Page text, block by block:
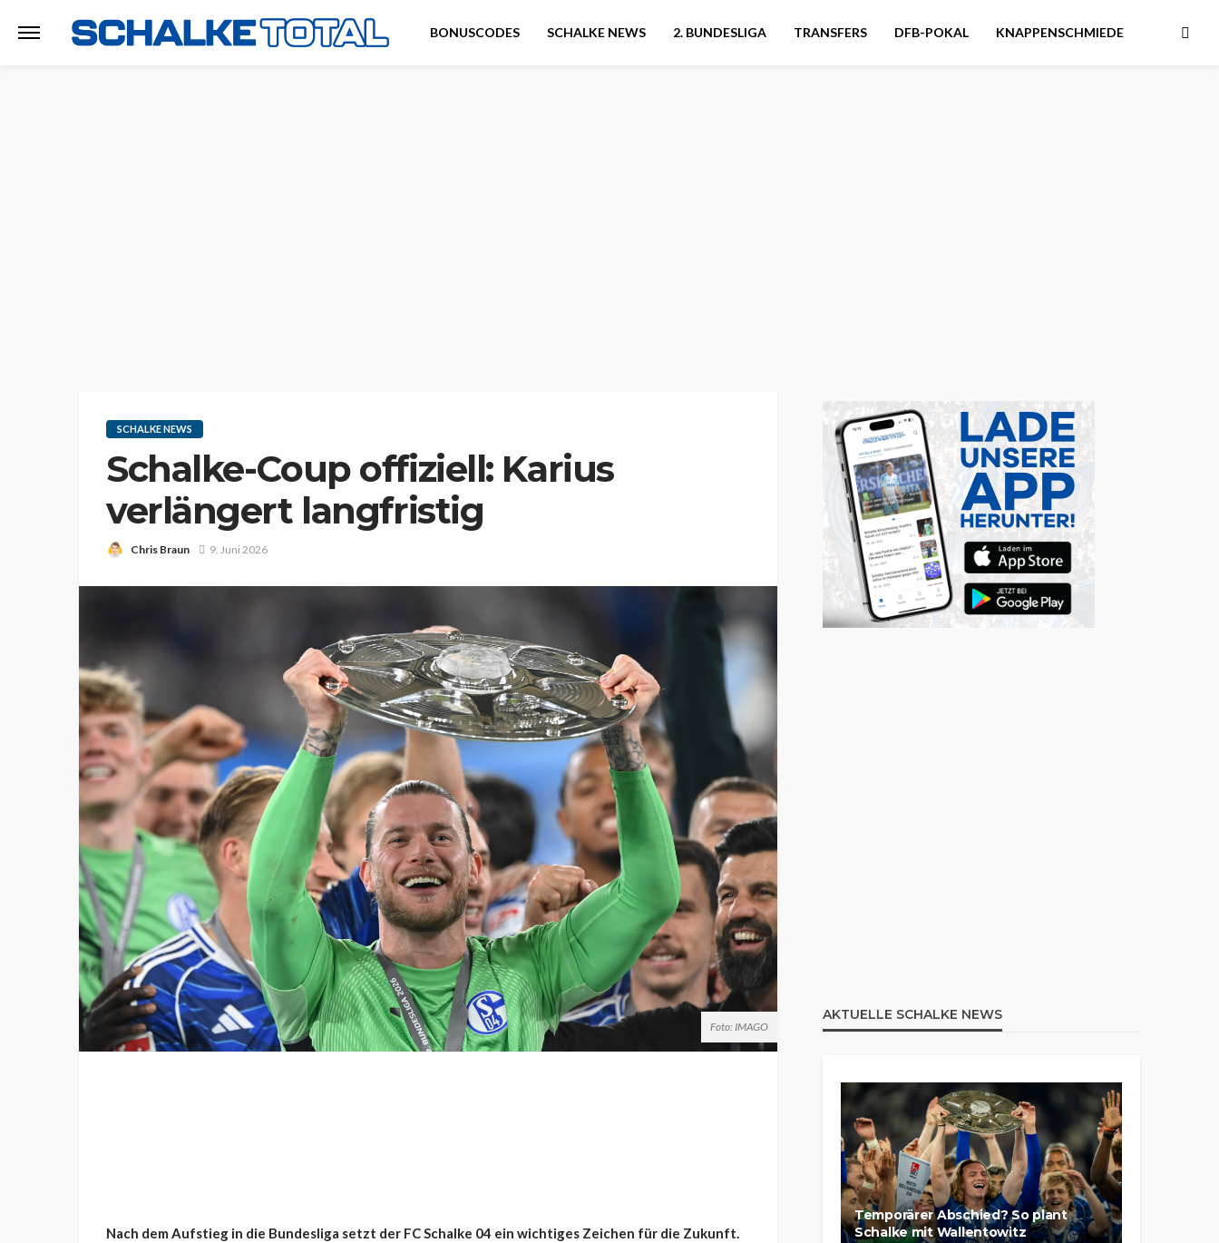
BONUSCODES SCHALKE NEWS 2. BUNDESLIGA TRANSFERS DFB-POKAL KNAPPENSCHMIEDE
SCHALKE NEWS
Schalke-Coup offiziell: Karius
verlängert langfristig
Chris Braun 9. Juni 2026
Foto: IMAGO
Nach dem Aufstieg in die Bundesliga setzt der FC Schalke 04 ein wichtiges Zeichen für die Zukunft.
AKTUELLE SCHALKE NEWS
Temporärer Abschied? So plant
Schalke mit Wallentowitz